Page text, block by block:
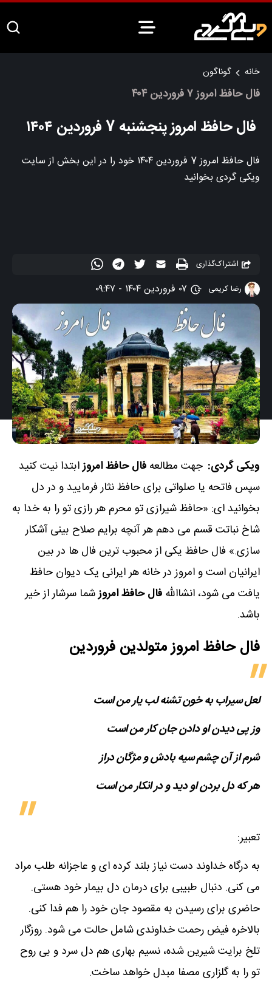
خانه گوناگون
فال حافظ امروز ۷ فروردین ۴۰۴
فال حافظ امروز پنجشنبه 7 فروردین ۱۴۰۴
فال حافظ امروز 7 فروردین ۱۴۰۴ خود را در این بخش از سایت
ویکی گردی بخوانید
اشتراک‌گذاری
رضا کریمی
۰۷ فروردین ۱۴۰۴ - ۰۹:۴۷
ویکی گردی: جهت مطالعه فال حافظ امروزابتدا نیت کنید
سپس فاتحه یا صلواتی برای حافظ نثار فرمایید و در دل
بخوانید ای: «حافظ شیرازی تو محرم هر رازی تو را به خدا به
شاخ نباتت قسم می دهم هر آنچه برایم صلاح بینی آشکار
سازی.» فال حافظ یکی از محبوب ترین فال ها در بین
ایرانیان است و امروز در خانه هر ایرانی یک دیوان حافظ
یافت می شود، انشاالله فال حافظ امروزشما سرشار از خیر
باشد.
فال حافظ امروز متولدین‌ فروردین
لعل سیراب به خون تشنه لب یار من است
وز پی دیدن او دادن جان کار من است
شرم از آن چشم سیه بادش و مژگان دراز
هر که دل بردن او دید و در انکار من است
تعبیر:
به درگاه خداوند دست نیاز بلند کرده ای و عاجزانه طلب مراد
می کنی. دنبال طبیبی برای درمان دل بیمار خود هستی.
حاضری برای رسیدن به مقصود جان خود را هم فدا کنی.
بالاخره فیض رحمت خداوندی شامل حالت می شود. روزگار
تلخ برایت شیرین شده، نسیم بهاری هم دل سرد و بی روح
تو را به گلزاری مصفا مبدل خواهد ساخت.